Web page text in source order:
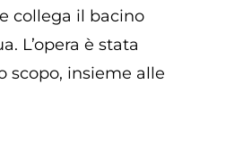
collega il bacino
L’opera è stata
scopo, insieme alle